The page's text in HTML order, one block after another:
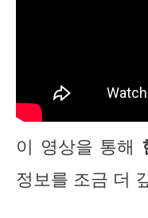
이 영상을 통해
정보를 조금 더